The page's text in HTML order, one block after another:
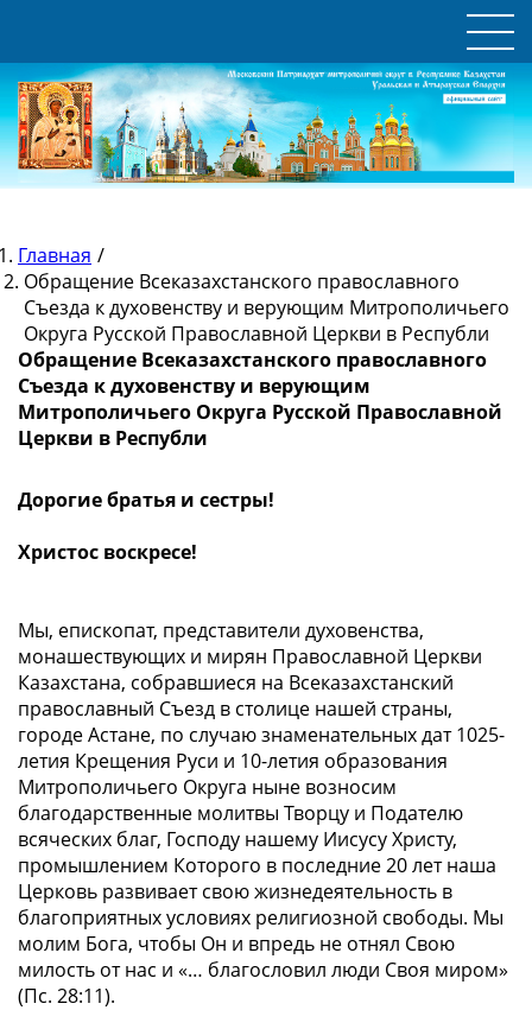
Главная /
Обращение Всеказахстанского православного
Съезда к духовенству и верующим Митрополичьего
Округа Русской Православной Церкви в Республи
Обращение Всеказахстанского православного
Съезда к духовенству и верующим
Митрополичьего Округа Русской Православной
Церкви в Республи
Дорогие братья и сестры!
Христос воскресе!
Мы, епископат, представители духовенства,
монашествующих и мирян Православной Церкви
Казахстана, собравшиеся на Всеказахстанский
православный Съезд в столице нашей страны,
городе Астане, по случаю знаменательных дат 1025-
летия Крещения Руси и 10-летия образования
Митрополичьего Округа ныне возносим
благодарственные молитвы Творцу и Подателю
всяческих благ, Господу нашему Иисусу Христу,
промышлением Которого в последние 20 лет наша
Церковь развивает свою жизнедеятельность в
благоприятных условиях религиозной свободы. Мы
молим Бога, чтобы Он и впредь не отнял Свою
милость от нас и «… благословил люди Своя миром»
(Пс. 28:11).